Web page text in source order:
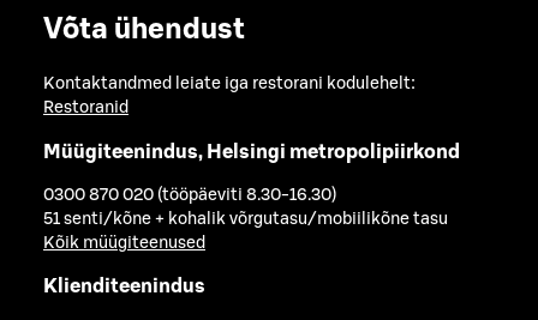
Võta ühendust
Kontaktandmed leiate iga restorani kodulehelt:
Restoranid
Müügiteenindus, Helsingi metropolipiirkond
0300 870 020 (tööpäeviti 8.30-16.30)
51 senti/kõne + kohalik võrgutasu/mobiilikõne tasu
Kõik müügiteenused
Klienditeenindus